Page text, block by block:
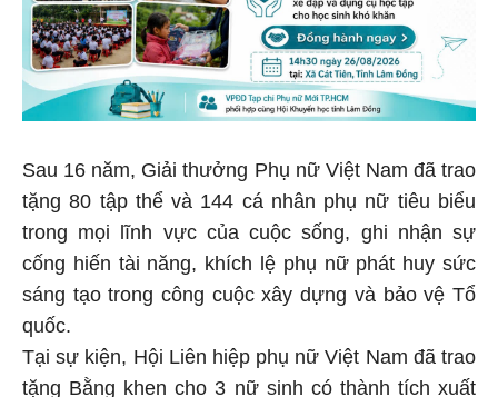
Sau 16 năm, Giải thưởng Phụ nữ Việt Nam đã trao
tặng 80 tập thể và 144 cá nhân phụ nữ tiêu biểu
trong mọi lĩnh vực của cuộc sống, ghi nhận sự
cống hiến tài năng, khích lệ phụ nữ phát huy sức
sáng tạo trong công cuộc xây dựng và bảo vệ Tổ
quốc.
Tại sự kiện, Hội Liên hiệp phụ nữ Việt Nam đã trao
tặng Bằng khen cho 3 nữ sinh có thành tích xuất